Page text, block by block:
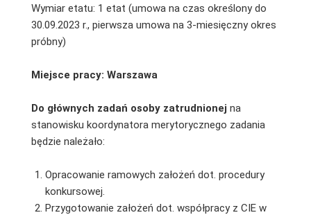
Wymiar etatu: 1 etat (umowa na czas określony do
30.09.2023 r., pierwsza umowa na 3-miesięczny okres
próbny)
Miejsce pracy: Warszawa
Do głównych zadań osoby zatrudnionej na
stanowisku koordynatora merytorycznego zadania
będzie należało:
Opracowanie ramowych założeń dot. procedury
konkursowej.
Przygotowanie założeń dot. współpracy z CIE w